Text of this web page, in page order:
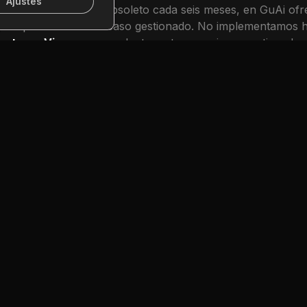
que queda obsoleto cada seis meses, en GuAi
aprende de cada caso gestionado. No implementamos
Vivas
que se adaptan a tu negocio, garantizando